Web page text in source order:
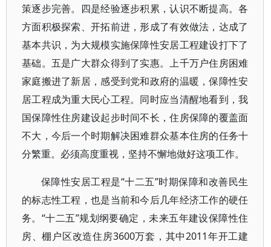
策逐步完善。四是经验逐步积累，认识不断提高。各
方面积极探索、开拓前进，形成了有效做法，达成了
基本共识，为大规模实施保障性安居工程建设打下了
基础。五是广大群众得到了实惠。上千万户住房困难
家庭搬进了新居，感受到党和政府的温暖，保障性安
居工程成为重大民心工程。同时应当清醒地看到，我
国保障性住房建设起步时间不长，住房保障的覆盖面
不大，今后一个时期解决困难群众基本住房的任务十
分繁重。必须高度重视，坚持不懈地做好这项工作。
保障性安居工程是“十二五”时期保障和改善民生
的标志性工程，也是当前和今后几年经济工作的硬任
务。“十二五”规划纲要确定，未来五年建设保障性住
房、棚户区改造住房3600万套，其中2011年开工建